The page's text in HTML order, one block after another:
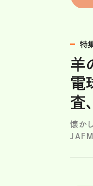
特
羊
電
査
懐か